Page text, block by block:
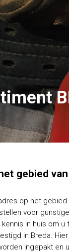
gebied
op het
voor
in huis om
in Breda.
ingepakt en